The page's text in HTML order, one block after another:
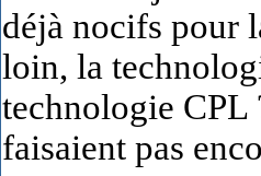
déjà nocifs pour
loin, la
technologie CPL
faisaient pas